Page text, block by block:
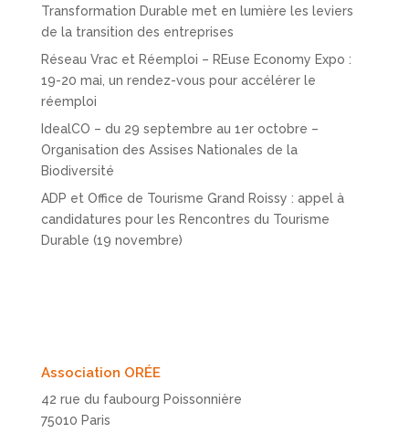
Transformation Durable met en lumière les leviers
de la transition des entreprises
Réseau Vrac et Réemploi – REuse Economy Expo :
19-20 mai, un rendez-vous pour accélérer le
réemploi
IdealCO – du 29 septembre au 1er octobre –
Organisation des Assises Nationales de la
Biodiversité
ADP et Office de Tourisme Grand Roissy : appel à
candidatures pour les Rencontres du Tourisme
Durable (19 novembre)
Association ORÉE
42 rue du faubourg Poissonnière
75010 Paris